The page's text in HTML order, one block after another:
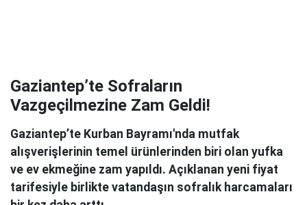
Gaziantep’te Sofraların
Vazgeçilmezine Zam Geldi!
Gaziantep’te Kurban Bayramı'nda mutfak
alışverişlerinin temel ürünlerinden biri olan yufka
ve ev ekmeğine zam yapıldı. Açıklanan yeni fiyat
tarifesiyle birlikte vatandaşın sofralık harcamaları